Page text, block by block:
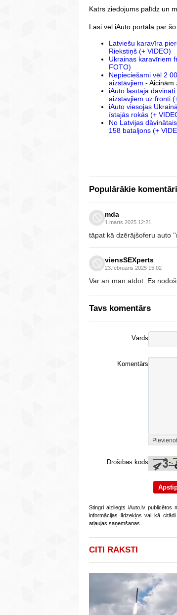
Katrs ziedojums palīdz un
Lasi vēl iAuto portālā par
Latviešu karavīra
Riekstiņš (+ VIDEO)
Ukrainas karavīriem
FOTO)
Nepieciešami vēl 2
aizstāvjiem - Aicinām
iAuto lasītāja
aizstāvjiem uz fronti
iAuto viesojas
īstajās rokās (+
No Latvijas
158 bataljons (+
Populārākie komentāri
mda
1.marts 2025 12:21
tāpat kā dzērājšoferu auto
viensSEXperts
23.februāris 2025 15:02
Var arī man atdot. Es
Tavs komentārs
Vārds
Komentārs
Drošības kods
Stingri aizliegts iAuto.lv publicētos
informācijas līdzekļos vai kā
atļaujas saņemšanas.
CITI RAKSTI